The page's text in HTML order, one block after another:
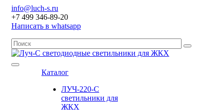
info@luch-s.ru
+7 499 346-89-20
Написать в whatsapp
Каталог
ЛУЧ-220-С
светильники для
ЖКХ